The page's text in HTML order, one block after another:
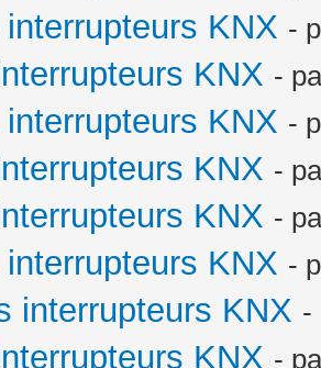
KNX -
KNX -
KNX -
KNX -
KNX -
KNX -
interrupteurs KNX -
KNX -